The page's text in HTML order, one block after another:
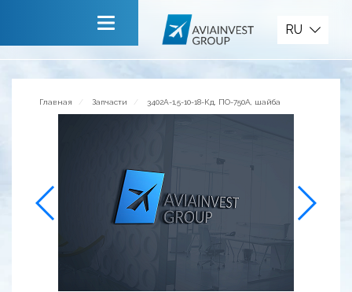
Сервисы
Обратная связь
RU
Главная Запчасти 3402А-1,5-10-18-Кд, ПО-750А, шайба